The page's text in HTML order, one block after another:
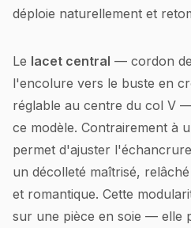
déploie naturellement et
Le lacet central — cordon
l'encolure vers le buste en
réglable au centre du col V
ce modèle. Contrairement à
permet d'ajuster
un décolleté maîtrisé,
et romantique. Cette
sur une pièce en soie — elle